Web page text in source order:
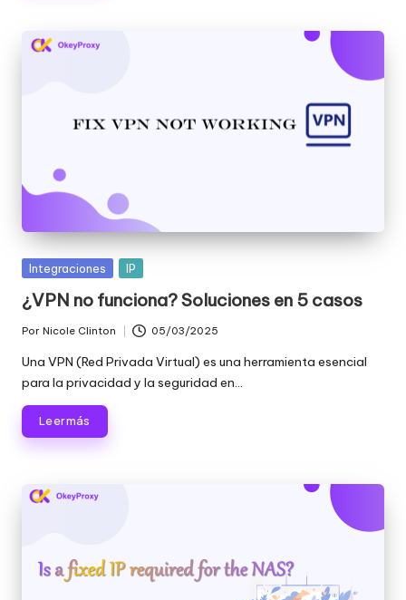
-
P
r
o
x
y
Publicada
Integraciones IP
¿VPN no funciona? Soluciones en 5 casos
por
Por Nicole Clinton 05/03/2025
Una VPN (Red Privada Virtual) es una herramienta esencial
para la privacidad y la seguridad en...
Leer más